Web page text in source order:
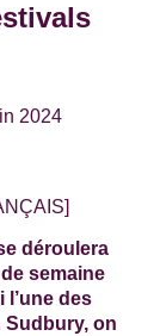
2024
déroulera
semaine
l’une des
on